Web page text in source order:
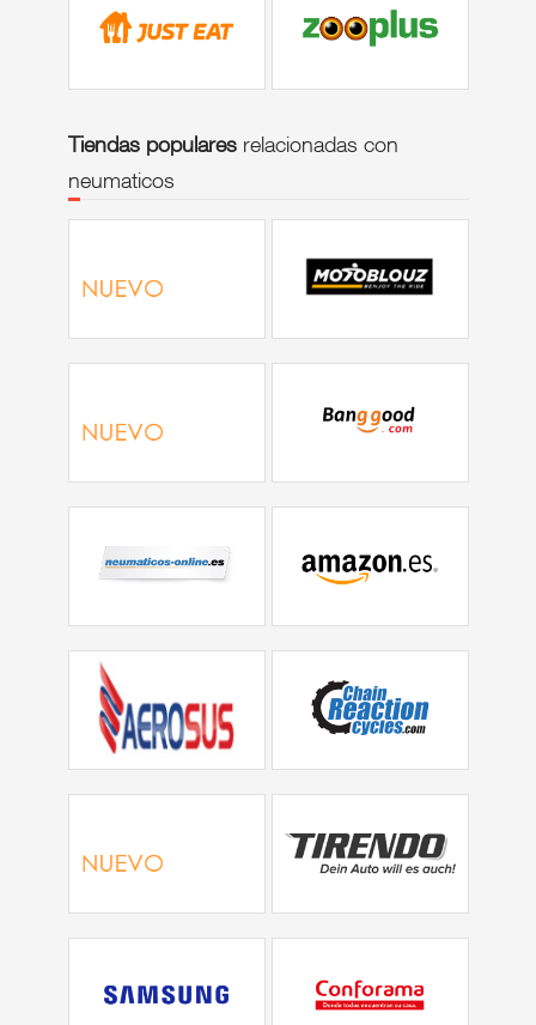
Tiendas popularesrelacionadas con
neumaticos